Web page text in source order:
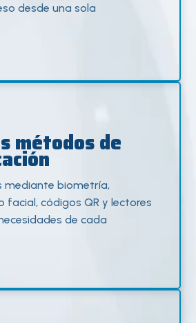
desde una sola
métodos de
mediante biometría,
facial, códigos QR y lectores
de cada